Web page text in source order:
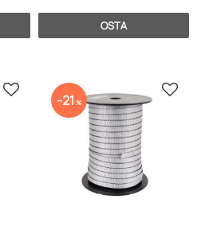
OSTA
Lisää suosikiksi
21 % Lisää